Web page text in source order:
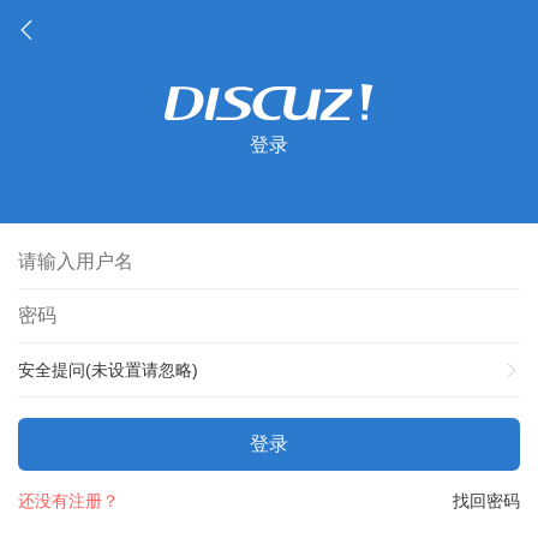
登录
安全提问(未设置请忽略)
登录
找回密码
还没有注册？